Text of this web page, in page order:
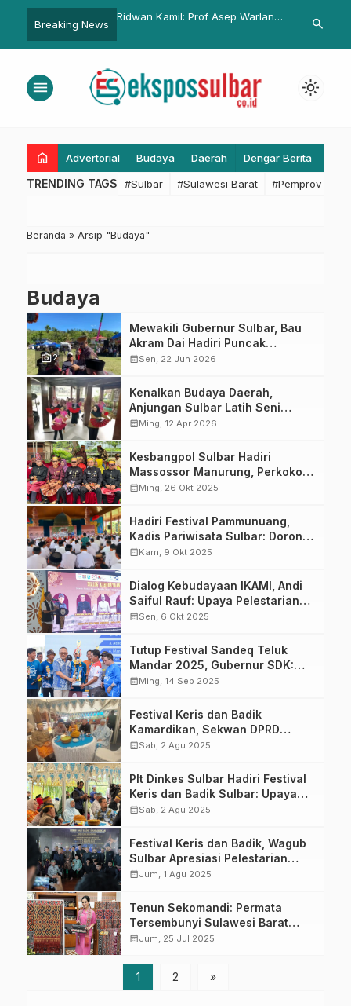
Breaking News
Ridwan Kamil:
Nyaman, dan
Ridwan Kamil: Prof Asep Warlan
Kades
search
menu light_mode
home Advertorial Budaya Daerah Dengar Berita
TRENDING TAGS #Sulbar #Sulawesi Barat #Pemprov
Beranda » Arsip "Budaya"
Budaya
photo_camera2
Mewakili Gubernur Sulbar, Bau
Akram Dai Hadiri Puncak
Upacara Adat Pattera’
Rambu
calendar_monthSen, 22 Jun 2026
Kenalkan Budaya Daerah,
Anjungan Sulbar Latih Seni
Tradisional Sulbar untuk Anak-
calendar_monthMing, 12 Apr 2026
Kesbangpol Sulbar Hadiri
Massossor Manurung, Perkokoh
Ketahanan Seni dan Budaya
calendar_monthMing, 26 Okt 2025
Hadiri Festival Pammunuang,
Kadis Pariwisata Sulbar: Dorong
Pengembangan Pariwisata dan
calendar_monthKam, 9 Okt 2025
Dialog Kebudayaan IKAMI, Andi
Saiful Rauf: Upaya Pelestarian
Budaya dan Pengembangan
calendar_monthSen, 6 Okt 2025
Tutup Festival Sandeq Teluk
Mandar 2025, Gubernur SDK:
Tahun Depan Kita Lebih
calendar_monthMing, 14 Sep 2025
Festival Keris dan Badik
Kamardikan, Sekwan DPRD
Sulbar : Ini Upaya Pelestarian
calendar_monthSab, 2 Agu 2025
Plt Dinkes Sulbar Hadiri Festival
Keris dan Badik Sulbar: Upaya
Pelestarian Budaya dan Ekonomi
calendar_monthSab, 2 Agu 2025
Festival Keris dan Badik, Wagub
Sulbar Apresiasi Pelestarian
Budaya Lokal
calendar_monthJum, 1 Agu 2025
Tenun Sekomandi: Permata
Tersembunyi Sulawesi Barat
Bersinar di Bazar Kreasi
calendar_monthJum, 25 Jul 2025
1 2 »